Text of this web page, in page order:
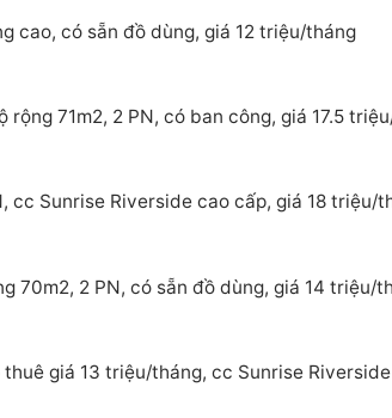
cao, có sẵn đồ dùng, giá 12 triệu/tháng
71m2, 2 PN, có ban công, giá 17.5
cc Sunrise Riverside cao cấp, giá 18 triệu/
70m2, 2 PN, có sẵn đồ dùng, giá 14 triệu/
giá 13 triệu/tháng, cc Sunrise Riverside